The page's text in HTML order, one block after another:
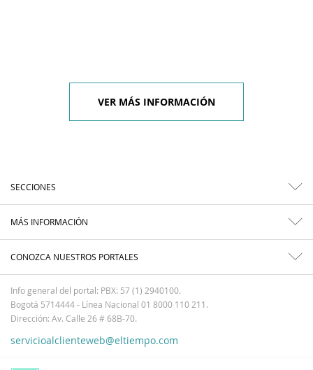
VER MÁS INFORMACIÓN
SECCIONES
MÁS INFORMACIÓN
CONOZCA NUESTROS PORTALES
Info general del portal: PBX: 57 (1) 2940100.
Bogotá 5714444 - Línea Nacional 01 8000 110 211.
Dirección: Av. Calle 26 # 68B-70.
servicioalclienteweb@eltiempo.com